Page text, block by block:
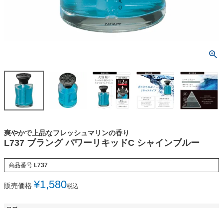
爽やかで上品なフレッシュマリンの香り
L737 ブラング パワーリキッドC シャインブルー
商品番号 L737
販売価格 ¥1,580税込